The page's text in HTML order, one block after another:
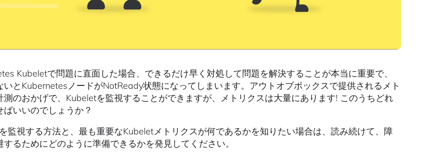
Kubeletで問題に直面した場合、できるだけ早く対処して問題を解決することが本当に重要で、
いとKubernetesノードがNotReady状態になってしまいます。アウトオブボックスで提供されるメト
測のおかげで、Kubeletを監視することができますが、メトリクスは大量にあります! このうちどれ
ばいいのでしょうか？
監視する方法と、最も重要なKubeletメトリクスが何であるかを知りたい場合は、読み続けて、障
するためにどのように準備できるかを発見してください。